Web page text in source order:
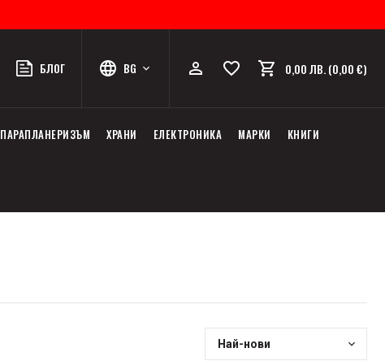
БЛОГ BG 0,00 ЛВ. (0,00 €)
ПАРАПЛАНЕРИЗЪМ ХРАНИ ЕЛЕКТРОНИКА МАРКИ КНИГИ
Най-нови